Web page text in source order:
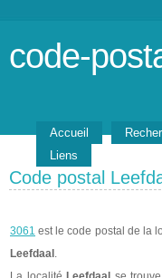
code-
Accueil
Liens
Code postal
3061 est le code postal de la
Leefdaal .